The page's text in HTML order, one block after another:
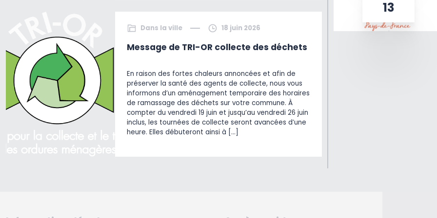
Dans la ville 18 juin 2026
Message de TRI-OR collecte des déchets
En raison des fortes chaleurs annoncées et afin de
préserver la santé des agents de collecte, nous vous
informons d’un aménagement temporaire des horaires
de ramassage des déchets sur votre commune. À
compter du vendredi 19 juin et jusqu’au vendredi 26 juin
inclus, les tournées de collecte seront avancées d’une
heure. Elles débuteront ainsi à […]
13